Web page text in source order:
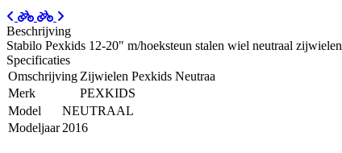
Beschrijving
Stabilo Pexkids 12-20" m/hoeksteun stalen wiel neutraal zijwielen
Specificaties
Omschrijving Zijwielen Pexkids Neutraa
Merk
PEXKIDS
Model
NEUTRAAL
Modeljaar 2016